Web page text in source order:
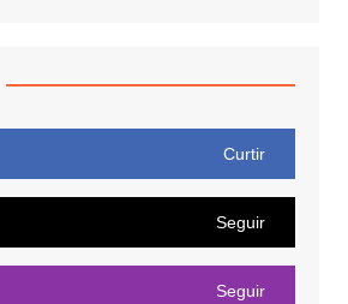
Curtir
Seguir
Seguir